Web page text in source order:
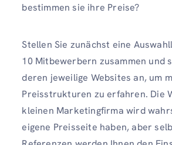
bestimmen sie ihre Preise?
Stellen Sie zunächst eine
10 Mitbewerbern zusammen und
deren jeweilige Websites an, um
Preisstrukturen zu erfahren. Die
kleinen Marketingfirma wird
eigene Preisseite haben, aber